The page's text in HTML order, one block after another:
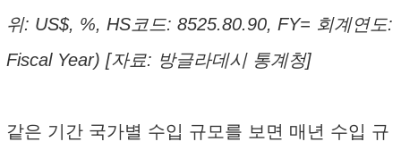
위: US$, %, HS코드: 8525.80.90, FY= 회계연도:
Fiscal Year) [자료: 방글라데시 통계청]
같은 기간 국가별 수입 규모를 보면 매년 수입 규